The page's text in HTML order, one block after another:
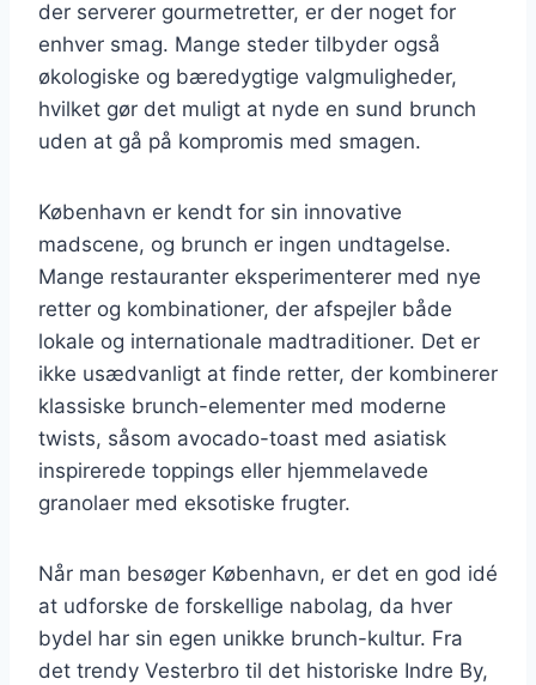
der serverer gourmetretter, er der noget for
enhver smag. Mange steder tilbyder også
økologiske og bæredygtige valgmuligheder,
hvilket gør det muligt at nyde en sund brunch
uden at gå på kompromis med smagen.
København er kendt for sin innovative
madscene, og brunch er ingen undtagelse.
Mange restauranter eksperimenterer med nye
retter og kombinationer, der afspejler både
lokale og internationale madtraditioner. Det er
ikke usædvanligt at finde retter, der kombinerer
klassiske brunch-elementer med moderne
twists, såsom avocado-toast med asiatisk
inspirerede toppings eller hjemmelavede
granolaer med eksotiske frugter.
Når man besøger København, er det en god idé
at udforske de forskellige nabolag, da hver
bydel har sin egen unikke brunch-kultur. Fra
det trendy Vesterbro til det historiske Indre By,